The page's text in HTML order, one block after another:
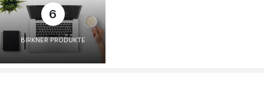
6
BIRKNER PRODUKTE